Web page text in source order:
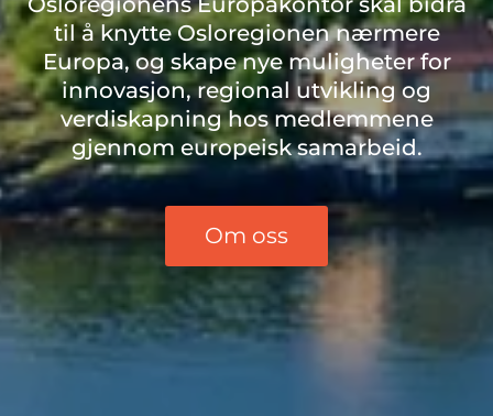
til å knytte Osloregionen nærmere
Europa, og skape nye muligheter for
innovasjon, regional utvikling og
verdiskapning hos medlemmene
gjennom europeisk samarbeid.
Om oss